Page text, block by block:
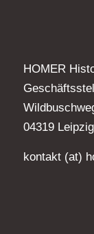
HOMER
04319
kontakt (at)